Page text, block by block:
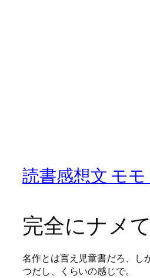
読書感想文
完全にナメ
名作とは言え児童書だろ、し
つだし、くらいの感じで。